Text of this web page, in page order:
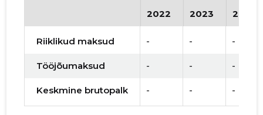
2022 2023 2024
Riiklikud maksud - - -
Tööjõumaksud - - -
Keskmine brutopalk - - -